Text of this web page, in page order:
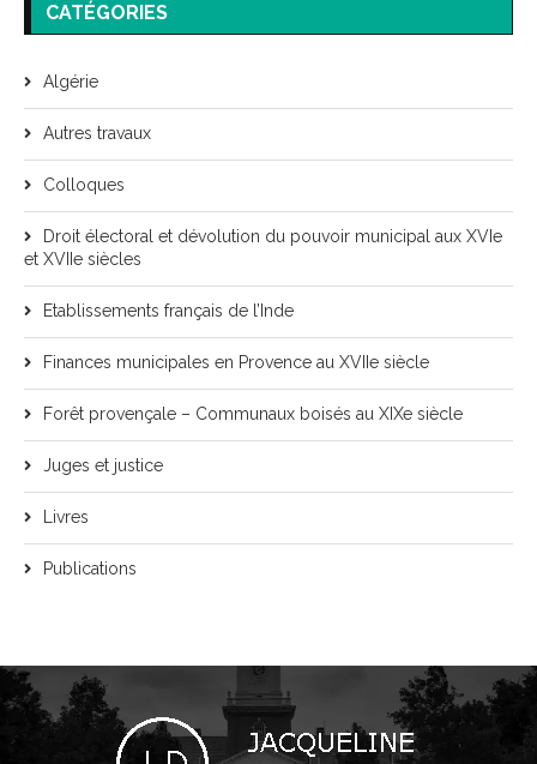
CATÉGORIES
Algérie
Autres travaux
Colloques
Droit électoral et dévolution du pouvoir municipal aux XVIe
et XVIIe siècles
Etablissements français de l’Inde
Finances municipales en Provence au XVIIe siècle
Forêt provençale – Communaux boisés au XIXe siècle
Juges et justice
Livres
Publications